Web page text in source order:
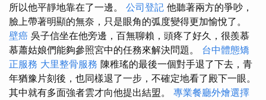
所以他平靜地靠在了一邊。 公司登記 他聽著兩方的爭吵，
臉上帶著明顯的無奈，只是眼角的弧度變得更加愉悅了。
壁癌 吳子信坐在他旁邊，百無聊賴，頭疼了好久，很羨慕
慕蕭姑娘們能夠參照宮中的任務來解決問題。 台中體態矯
正服務 大里整骨服務 陳稚瑤的最後一個對手退了下去，青
年猶豫片刻後，也同樣退了一步，不確定地看了殿下一眼。
其中就有多面強者雲才向他提出結盟。 專業餐廳外燴選擇